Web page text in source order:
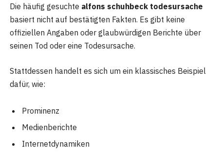
Die häufig gesuchte alfons schuhbeck todesursache
basiert nicht auf bestätigten Fakten. Es gibt keine
offiziellen Angaben oder glaubwürdigen Berichte über
seinen Tod oder eine Todesursache.
Stattdessen handelt es sich um ein klassisches Beispiel
dafür, wie:
Prominenz
Medienberichte
Internetdynamiken